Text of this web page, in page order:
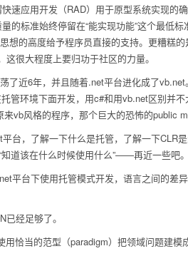
应用开发（RAD）用于原型系统实现的
标准始终停留在“能实现功能”这个最低
想的高度给予程序员直接的支持。更糟糕
很大程度上要归功于社区的力量。
近6年，并且随着.net平台进化成了
管环境下面开发，用c#和用vb.net区别并
vb风格的程序，那个巨大的恐怖的public
台，了解一下什么是托管，了解一下CLR
道该在什么时候使用什么”——再近一些吧。
台下使用托管模式开发，语言之间的差
经足够了。
恰当的范型（paradigm）把领域问题建模